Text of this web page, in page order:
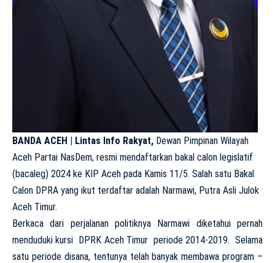
BANDA ACEH | Lintas Info Rakyat, Dewan Pimpinan Wilayah
Aceh Partai NasDem, resmi mendaftarkan bakal calon legislatif
(bacaleg) 2024 ke KIP Aceh pada Kamis 11/5. Salah satu Bakal
Calon DPRA yang ikut terdaftar adalah Narmawi, Putra Asli Julok
Aceh Timur.
Berkaca dari perjalanan politiknya Narmawi diketahui pernah
menduduki kursi DPRK Aceh Timur periode 2014-2019. Selama
satu periode disana, tentunya telah banyak membawa program –